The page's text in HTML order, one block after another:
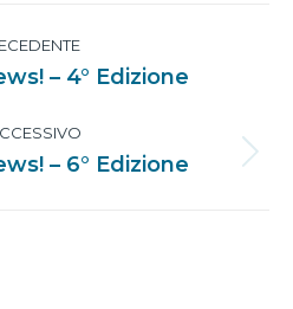
Post
– 4° Edizione
Prossimo
– 6° Edizione